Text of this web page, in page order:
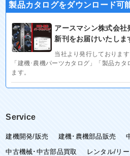
製品カタログをダウンロード可
アースマシン株式会
新刊をお届けいたしま
当社より発行しておりま
「建機･農機パーツカタログ」「製品カ
ます。
Service
建機開発/販売 建機･農機部品販売
中古機械･中古部品買取
レンタル/リ